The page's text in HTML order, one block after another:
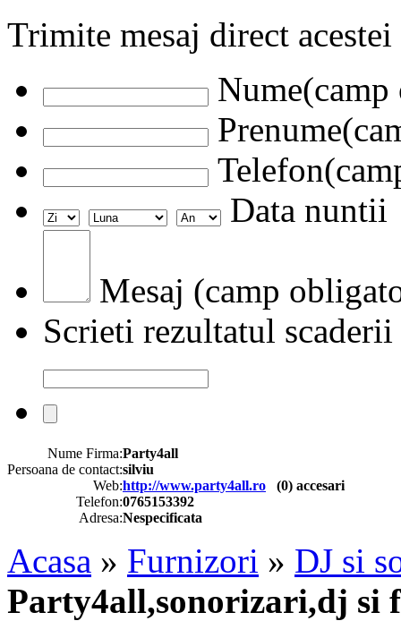
Trimite mesaj direct
Data nuntii
Mesaj (camp
Scrieti rezultatul scaderii
Nume Firma:Party4all
Persoana de contact:silviu
Web:http://www.party4all.ro (0) accesari
Telefon:0765153392
Adresa:Nespecificata
Acasa » Furnizori » DJ si
Party4all,sonorizari,dj si